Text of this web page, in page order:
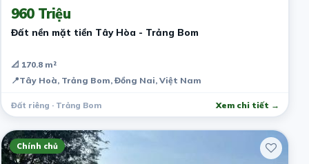
960 Triệu
Đất nền mặt tiền Tây Hòa - Trảng Bom
📐 170.8 m²
📍Tây Hoà, Trảng Bom, Đồng Nai, Việt Nam
Đất riêng · Trảng Bom Xem chi tiết →
Chính chủ